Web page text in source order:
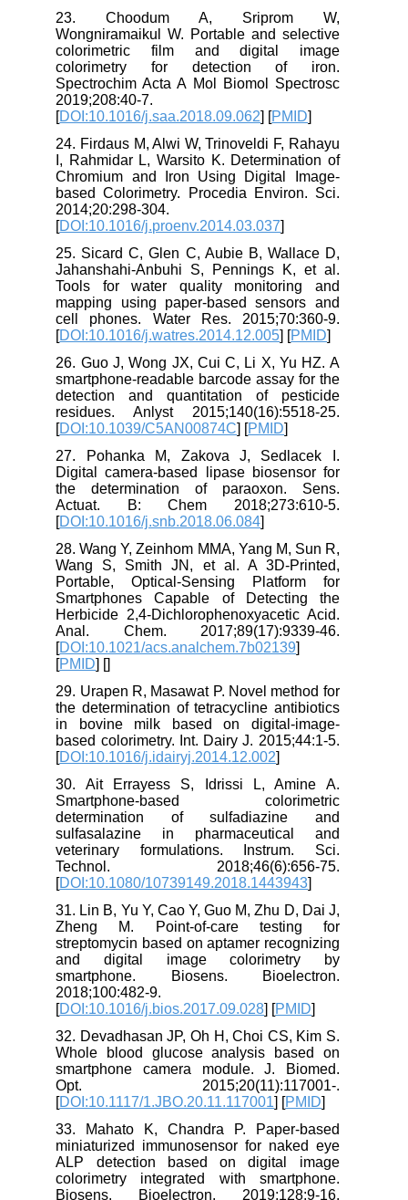
23. Choodum A, Sriprom W,
Wongniramaikul W. Portable and selective
colorimetric film and digital image
colorimetry for detection of iron.
Spectrochim Acta A Mol Biomol Spectrosc
2019;208:40-7.
[DOI:10.1016/j.saa.2018.09.062] [PMID
24. Firdaus M, Alwi W, Trinoveldi F, Rahayu
I, Rahmidar L, Warsito K. Determination of
Chromium and Iron Using Digital Image-
based Colorimetry. Procedia Environ. Sci.
2014;20:298-304.
[DOI:10.1016/j.proenv.2014.03.037
25. Sicard C, Glen C, Aubie B, Wallace D,
Jahanshahi-Anbuhi S, Pennings K, et al.
Tools for water quality monitoring and
mapping using paper-based sensors and
cell phones. Water Res. 2015;70:360-9.
[DOI:10.1016/j.watres.2014.12.005] [PMID
26. Guo J, Wong JX, Cui C, Li X, Yu HZ. A
smartphone-readable barcode assay for the
detection and quantitation of pesticide
residues. Anlyst 2015;140(16):5518-25.
[DOI:10.1039/C5AN00874C] [PMID
27. Pohanka M, Zakova J, Sedlacek I.
Digital camera-based lipase biosensor for
the determination of paraoxon. Sens.
Actuat. B: Chem 2018;273:610-5.
[DOI:10.1016/j.snb.2018.06.084
28. Wang Y, Zeinhom MMA, Yang M, Sun R,
Wang S, Smith JN, et al. A 3D-Printed,
Portable, Optical-Sensing Platform for
Smartphones Capable of Detecting the
Herbicide 2,4-Dichlorophenoxyacetic Acid.
Anal. Chem. 2017;89(17):9339-46.
[DOI:10.1021/acs.analchem.7b02139
[PMID] [
29. Urapen R, Masawat P. Novel method for
the determination of tetracycline antibiotics
in bovine milk based on digital-image-
based colorimetry. Int. Dairy J. 2015;44:1-5.
[DOI:10.1016/j.idairyj.2014.12.002
30. Ait Errayess S, Idrissi L, Amine A.
Smartphone-based colorimetric
determination of sulfadiazine and
sulfasalazine in pharmaceutical and
veterinary formulations. Instrum. Sci.
Technol. 2018;46(6):656-75.
[DOI:10.1080/10739149.2018.1443943
31. Lin B, Yu Y, Cao Y, Guo M, Zhu D, Dai J,
Zheng M. Point-of-care testing for
streptomycin based on aptamer recognizing
and digital image colorimetry by
smartphone. Biosens. Bioelectron.
2018;100:482-9.
[DOI:10.1016/j.bios.2017.09.028] [PMID
32. Devadhasan JP, Oh H, Choi CS, Kim S.
Whole blood glucose analysis based on
smartphone camera module. J. Biomed.
Opt. 2015;20(11):117001-.
[DOI:10.1117/1.JBO.20.11.117001] [PMID
33. Mahato K, Chandra P. Paper-based
miniaturized immunosensor for naked eye
ALP detection based on digital image
colorimetry integrated with smartphone.
Biosens. Bioelectron. 2019;128:9-16.